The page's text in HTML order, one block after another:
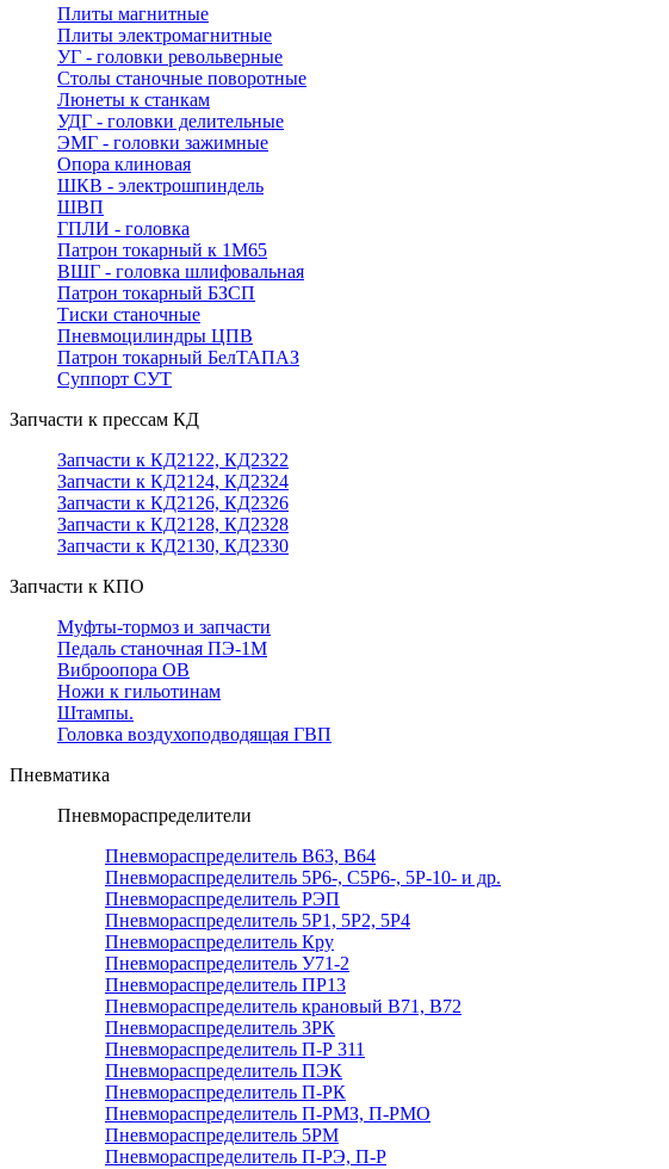
Плиты магнитные
Плиты электромагнитные
УГ - головки револьверные
Столы станочные поворотные
Люнеты к станкам
УДГ - головки делительные
ЭМГ - головки зажимные
Опора клиновая
ШКВ - электрошпиндель
ШВП
ГПЛИ - головка
Патрон токарный к 1М65
ВШГ - головка шлифовальная
Патрон токарный БЗСП
Тиски станочные
Пневмоцилиндры ЦПВ
Патрон токарный БелТАПАЗ
Суппорт СУТ
Запчасти к прессам КД
Запчасти к КД2122, КД2322
Запчасти к КД2124, КД2324
Запчасти к КД2126, КД2326
Запчасти к КД2128, КД2328
Запчасти к КД2130, КД2330
Запчасти к КПО
Муфты-тормоз и запчасти
Педаль станочная ПЭ-1М
Виброопора ОВ
Ножи к гильотинам
Штампы.
Головка воздухоподводящая ГВП
Пневматика
Пневмораспределители
Пневмораспределитель В63, В64
Пневмораспределитель 5Р6-, С5Р6-, 5Р-10- и др.
Пневмораспределитель РЭП
Пневмораспределитель 5Р1, 5Р2, 5Р4
Пневмораспределитель Кру
Пневмораспределитель У71-2
Пневмораспределитель ПР13
Пневмораспределитель крановый В71, В72
Пневмораспределитель 3РК
Пневмораспределитель П-Р 311
Пневмораспределитель ПЭК
Пневмораспределитель П-РК
Пневмораспределитель П-РМЗ, П-РМО
Пневмораспределитель 5РМ
Пневмораспределитель П-РЭ, П-Р